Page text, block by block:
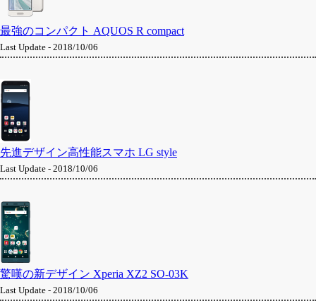
最強のコンパクト AQUOS R compact
Last Update - 2018/10/06
先進デザイン高性能スマホ LG style
Last Update - 2018/10/06
驚嘆の新デザイン Xperia XZ2 SO-03K
Last Update - 2018/10/06